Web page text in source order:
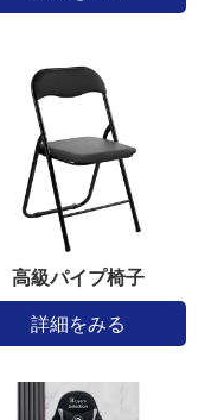
高級パイプ椅子
詳細をみる